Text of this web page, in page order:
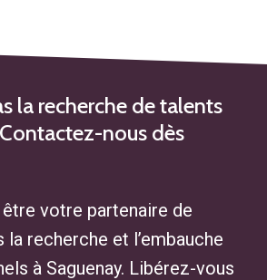
de Placement à
la recherche de talents
nous dès
votre partenaire de
la recherche et l’embauche
à Saguenay. Libérez-vous